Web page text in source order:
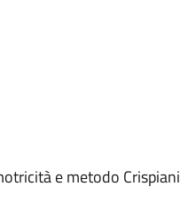
e metodo Crispiani